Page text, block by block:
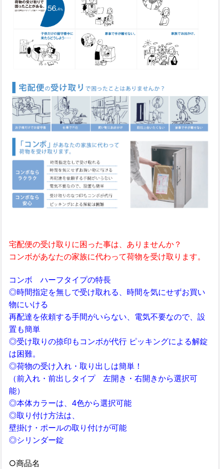
宅配便の受け取りに困った事は、ありませんか？
コンボがあなたの家族に代わって荷物を受け取ります。
コンボ ハーフタイプの特長
◎時間指定を無しで受け取れる、時間を気にせずお買い
物にいける
再配達を依頼する手間がいらない、電気不要なので、設
置も簡単
◎受け取りの捺印もコンボが代行 ピッキングによる解錠
は困難。
◎荷物の受け入れ・取り出しは簡単！
（前入れ・前出しタイプ 左開き・右開きから選択可
能）
◎本体カラーは、4色から選択可能
◎取り付け方法は、
壁掛け・ポールの取り付けが可能
◎シリンダー錠
○商品名